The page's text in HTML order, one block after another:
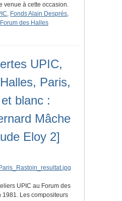
venue à cette occasion.
, Fonds Alain Després,
Forum des Halles
UPIC,
Paris,
blanc :
Mâche
Eloy 2]
UPIC au Forum des
1981. Les compositeurs